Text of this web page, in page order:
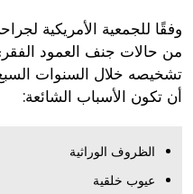
من حالات جنف العمود
تشخيصه خلال السنوات
أن تكون الأسباب الشائعة:
الظروف الوراثية
عيوب خلقية